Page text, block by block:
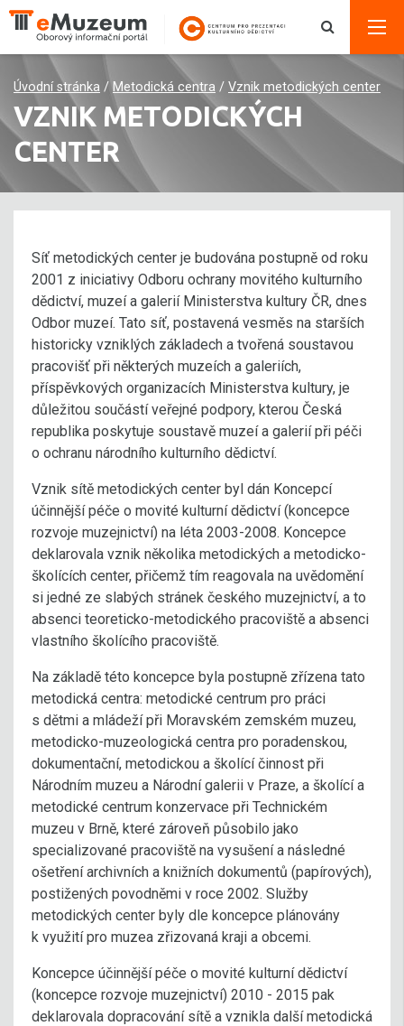
Úvodní stránka / Metodická centra / Vznik metodických center
VZNIK METODICKÝCH
CENTER
Síť metodických center je budována postupně od roku
2001 z iniciativy Odboru ochrany movitého kulturního
dědictví, muzeí a galerií Ministerstva kultury ČR, dnes
Odbor muzeí. Tato síť, postavená vesměs na starších
historicky vzniklých základech a tvořená soustavou
pracovišť při některých muzeích a galeriích,
příspěvkových organizacích Ministerstva kultury, je
důležitou součástí veřejné podpory, kterou Česká
republika poskytuje soustavě muzeí a galerií při péči
o ochranu národního kulturního dědictví.
Vznik sítě metodických center byl dán Koncepcí
účinnější péče o movité kulturní dědictví (koncepce
rozvoje muzejnictví) na léta 2003-2008. Koncepce
deklarovala vznik několika metodických a metodicko-
školících center, přičemž tím reagovala na uvědomění
si jedné ze slabých stránek českého muzejnictví, a to
absenci teoreticko-metodického pracoviště a absenci
vlastního školícího pracoviště.
Na základě této koncepce byla postupně zřízena tato
metodická centra: metodické centrum pro práci
s dětmi a mládeží při Moravském zemském muzeu,
metodicko-muzeologická centra pro poradenskou,
dokumentační, metodickou a školící činnost při
Národním muzeu a Národní galerii v Praze, a školící a
metodické centrum konzervace při Technickém
muzeu v Brně, které zároveň působilo jako
specializované pracoviště na vysušení a následné
ošetření archivních a knižních dokumentů (papírových),
postižených povodněmi v roce 2002. Služby
metodických center byly dle koncepce plánovány
k využití pro muzea zřizovaná kraji a obcemi.
Koncepce účinnější péče o movité kulturní dědictví
(koncepce rozvoje muzejnictví) 2010 - 2015 pak
deklarovala dopracování sítě a vznikla další metodická